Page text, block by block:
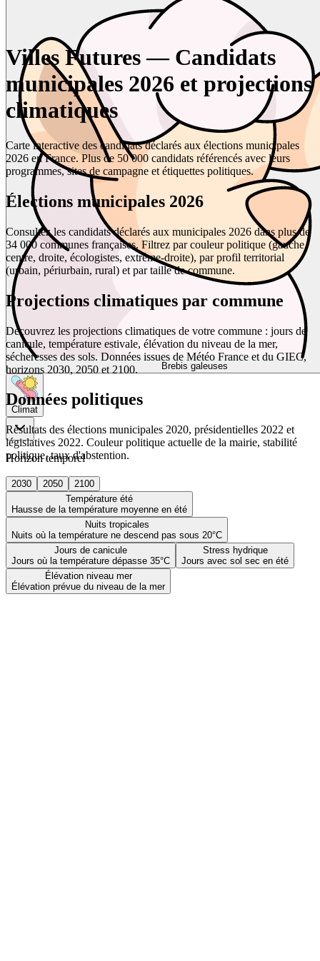
Brebis galeuses
Climat
Horizon temporel
2030 2050
2100
Température été
Hausse de la température moyenne en été
Nuits tropicales
Nuits où la température ne descend pas sous 20°C
Jours de canicule
Jours où la température dépasse 35°C
Stress hydrique
Jours avec sol sec en été
Élévation niveau mer
Élévation prévue du niveau de la mer
Villes Futures — Candidats
municipales 2026 et projections
climatiques
Carte interactive des candidats déclarés aux élections municipales
2026 en France. Plus de 50 000 candidats référencés avec leurs
programmes, sites de campagne et étiquettes politiques.
Élections municipales 2026
Consultez les candidats déclarés aux municipales 2026 dans plus de
34 000 communes françaises. Filtrez par couleur politique (gauche,
centre, droite, écologistes, extrême-droite), par profil territorial
(urbain, périurbain, rural) et par taille de commune.
Projections climatiques par commune
Découvrez les projections climatiques de votre commune : jours de
canicule, température estivale, élévation du niveau de la mer,
sécheresses des sols. Données issues de Météo France et du GIEC,
horizons 2030, 2050 et 2100.
Données politiques
Résultats des élections municipales 2020, présidentielles 2022 et
législatives 2022. Couleur politique actuelle de la mairie, stabilité
politique, taux d'abstention.